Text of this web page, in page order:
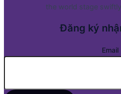
the world stage
Đăng ký
Email